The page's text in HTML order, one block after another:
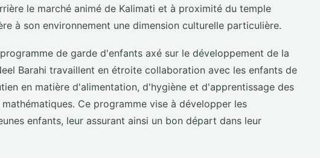
le marché animé de Kalimati et à proximité du temple
à son environnement une dimension culturelle particulière.
de garde d'enfants axé sur le développement de la
Barahi travaillent en étroite collaboration avec les enfants de
en matière d'alimentation, d'hygiène et d'apprentissage des
Ce programme vise à développer les
enfants, leur assurant ainsi un bon départ dans leur